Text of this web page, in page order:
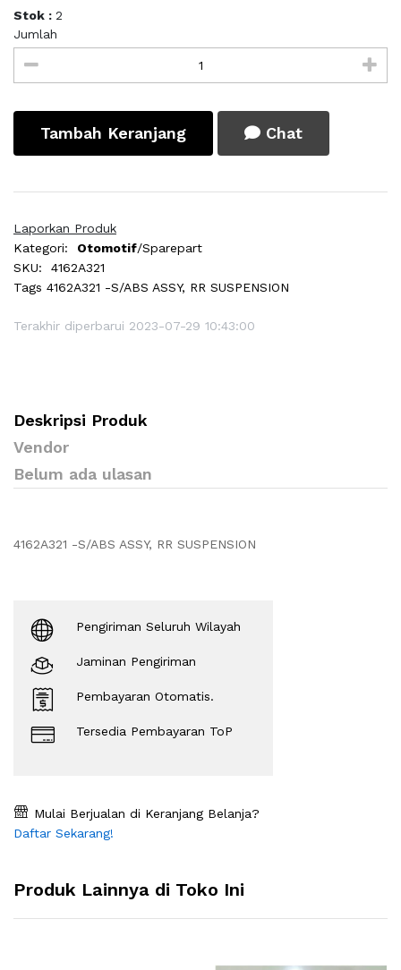
Stok : 2
Jumlah
Tambah Keranjang Chat
Laporkan Produk
Kategori:
Otomotif/Sparepart
SKU:
4162A321
Tags 4162A321 -S/ABS ASSY, RR SUSPENSION
Terakhir diperbarui 2023-07-29 10:43:00
Deskripsi Produk
Vendor
Belum ada ulasan
4162A321 -S/ABS ASSY, RR SUSPENSION
Pengiriman Seluruh Wilayah
Jaminan Pengiriman
Pembayaran Otomatis.
Tersedia Pembayaran ToP
Mulai Berjualan di Keranjang Belanja?
Daftar Sekarang!
Produk Lainnya di Toko Ini